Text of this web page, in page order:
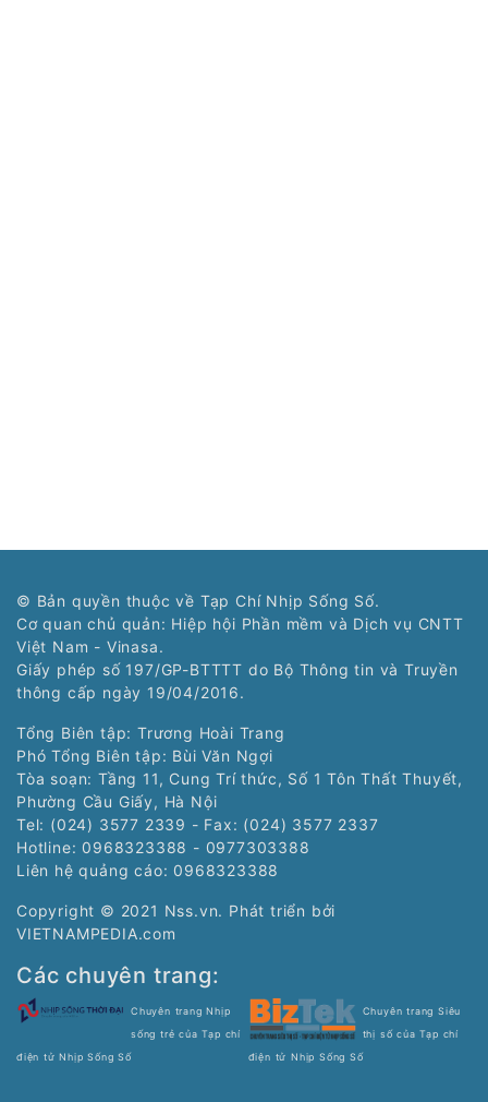
© Bản quyền thuộc về Tạp Chí Nhịp Sống Số.
Cơ quan chủ quản: Hiệp hội Phần mềm và Dịch vụ CNTT
Việt Nam - Vinasa.
Giấy phép số 197/GP-BTTTT do Bộ Thông tin và Truyền
thông cấp ngày 19/04/2016.
Tổng Biên tập: Trương Hoài Trang
Phó Tổng Biên tập: Bùi Văn Ngợi
Tòa soạn: Tầng 11, Cung Trí thức, Số 1 Tôn Thất Thuyết,
Phường Cầu Giấy, Hà Nội
Tel: (024) 3577 2339 - Fax: (024) 3577 2337
Hotline: 0968323388 - 0977303388
Liên hệ quảng cáo: 0968323388
Copyright © 2021 Nss.vn. Phát triển bởi
VIETNAMPEDIA.com
Các chuyên trang:
Chuyên trang Nhịp
sống trẻ của Tạp chí
điện tử Nhịp Sống Số
Chuyên trang Siêu
thị số của Tạp chí
điện tử Nhịp Sống Số